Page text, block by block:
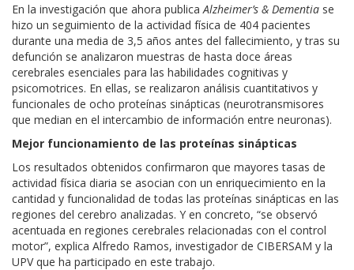
En la investigación que ahora publicaAlzheimer’s & Dementia se
hizo un seguimiento de la actividad física de 404 pacientes
durante una media de 3,5 años antes del fallecimiento, y tras su
defunción se analizaron muestras de hasta doce áreas
cerebrales esenciales para las habilidades cognitivas y
psicomotrices. En ellas, se realizaron análisis cuantitativos y
funcionales de ocho proteínas sinápticas (neurotransmisores
que median en el intercambio de información entre neuronas).
Mejor funcionamiento de las proteínas sinápticas
Los resultados obtenidos confirmaron que mayores tasas de
actividad física diaria se asocian con un enriquecimiento en la
cantidad y funcionalidad de todas las proteínas sinápticas en las
regiones del cerebro analizadas. Y en concreto, “se observó
acentuada en regiones cerebrales relacionadas con el control
motor”, explica Alfredo Ramos, investigador de CIBERSAM y la
UPV que ha participado en este trabajo.